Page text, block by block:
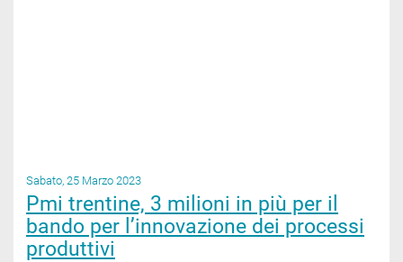
Sabato, 25 Marzo 2023
Pmi trentine, 3 milioni in più per il
bando per l’innovazione dei processi
produttivi